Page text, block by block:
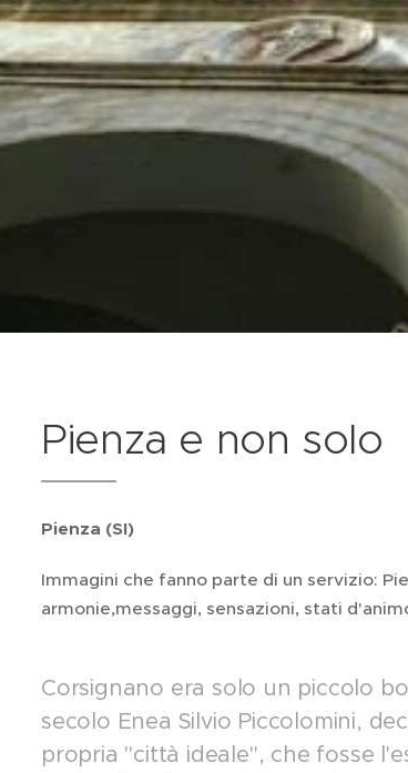
Pienza e non solo
Pienza (SI)
Immagini che fanno parte di un servizio:
armonie,messaggi, sensazioni, stati
Corsignano era solo un piccolo
secolo Enea Silvio Piccolomini,
propria "città ideale", che fosse